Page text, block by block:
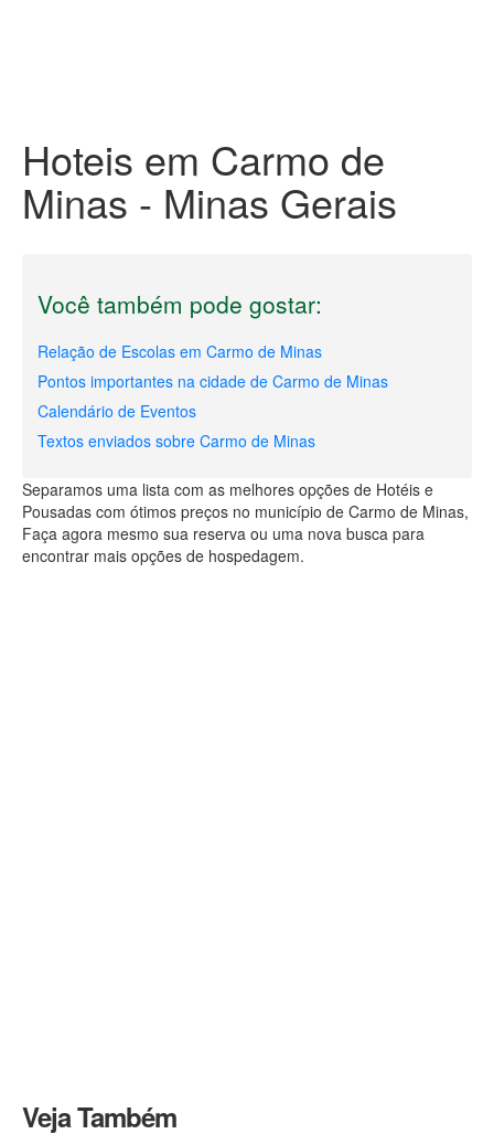
Hoteis em Carmo de
Minas - Minas Gerais
Você também pode gostar:
Relação de Escolas em Carmo de Minas
Pontos importantes na cidade de Carmo de Minas
Calendário de Eventos
Textos enviados sobre Carmo de Minas
Separamos uma lista com as melhores opções de Hotéis e
Pousadas com ótimos preços no município de Carmo de Minas,
Faça agora mesmo sua reserva ou uma nova busca para
encontrar mais opções de hospedagem.
Veja Também